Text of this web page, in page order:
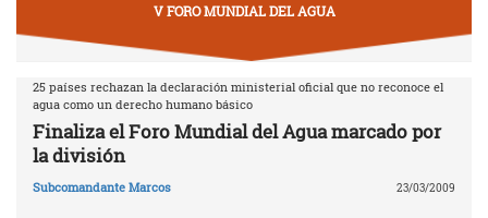
V FORO MUNDIAL DEL AGUA
25 países rechazan la declaración ministerial oficial que no reconoce el
agua como un derecho humano básico
Finaliza el Foro Mundial del Agua marcado por
la división
Subcomandante Marcos 23/03/2009